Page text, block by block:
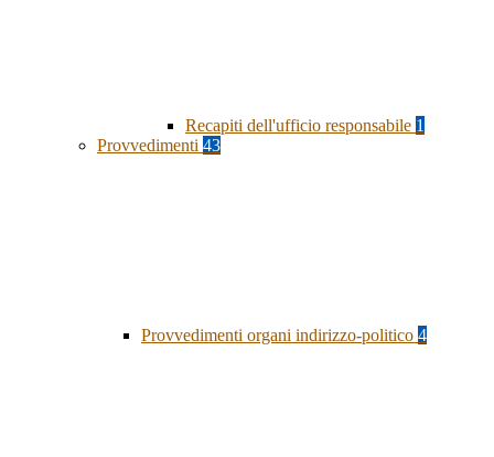
Recapiti dell'ufficio responsabile 1
Provvedimenti 43
Provvedimenti organi indirizzo-politico 4